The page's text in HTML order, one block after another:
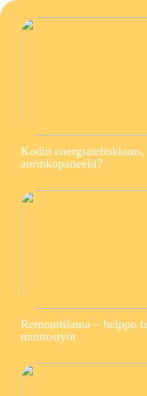
Kodin
aurinkopaneelit?
Remonttilaina – helppo
muutostyöt